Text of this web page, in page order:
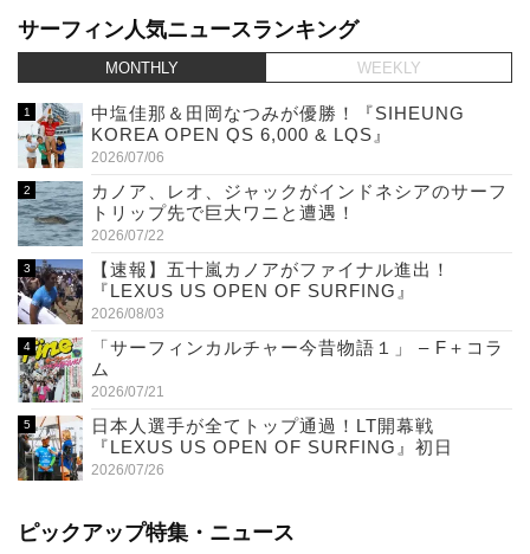
サーフィン人気ニュースランキング
MONTHLY WEEKLY
中塩佳那＆田岡なつみが優勝！『SIHEUNG
KOREA OPEN QS 6,000 & LQS』
2026/07/06
カノア、レオ、ジャックがインドネシアのサーフ
トリップ先で巨大ワニと遭遇！
2026/07/22
【速報】五十嵐カノアがファイナル進出！
『LEXUS US OPEN OF SURFING』
2026/08/03
「サーフィンカルチャー今昔物語１」 – F＋コラ
ム
2026/07/21
日本人選手が全てトップ通過！LT開幕戦
『LEXUS US OPEN OF SURFING』初日
2026/07/26
ピックアップ特集・ニュース